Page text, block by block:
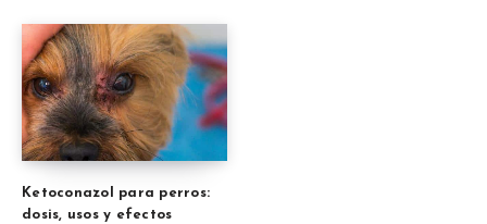
Ketoconazol para perros:
dosis, usos y efectos